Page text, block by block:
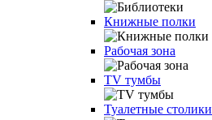
Книжные полки
Рабочая зона
TV тумбы
Туалетные столики